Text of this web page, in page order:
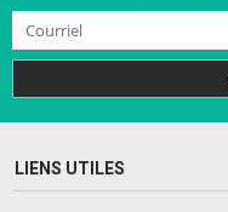
LIENS UTILES